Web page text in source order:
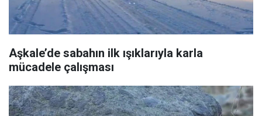
Aşkale’de sabahın ilk ışıklarıyla karla
mücadele çalışması